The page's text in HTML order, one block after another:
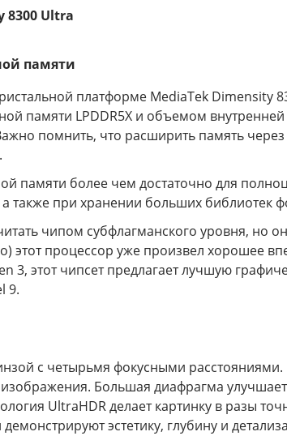
8300 Ultra
памяти
платформе MediaTek
памяти LPDDR5Х и объемом
помнить, что расширить память
памяти более чем достаточно для
также при хранении больших библиотек
чипом субфлагманского уровня, но
этот процессор уже произвел хорошее
3, этот чипсет предлагает лучшую
9.
с четырьмя фокусными
Большая диафрагма
UltraHDR делает картинку в разы
эстетику, глубину и